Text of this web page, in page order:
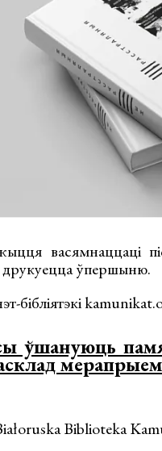
васямнаццаці
друкуецца ўпершыню.
бібліятэкі
ўшануюць
Biblioteka